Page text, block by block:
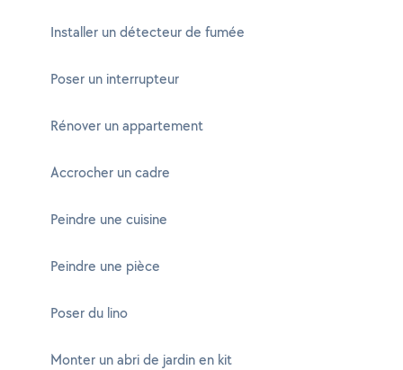
Installer un détecteur de fumée
Poser un interrupteur
Rénover un appartement
Accrocher un cadre
Peindre une cuisine
Peindre une pièce
Poser du lino
Monter un abri de jardin en kit